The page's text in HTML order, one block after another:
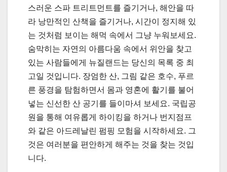
스러운 스파 트리트먼트를 즐기거나, 해안을 따
라 낭만적인 산책을 즐기거나, 시간이 정지해 있
는 것처럼 보이는 해먹 속에서 그냥 누워보세요.
숨막히는 자연의 아름다움 속에서 위안을 찾고
있는 사람들에게 뉴질랜드는 당신의 목록 중 최
고일 것입니다. 장엄한 산, 그림 같은 호수, 푸르
른 풍경을 탐험하면서 몸과 영혼에 활기를 불어
넣는 신선한 산 공기를 들이마셔 보세요. 국립공
원을 통해 여유롭게 하이킹을 하거나 번지점프
와 같은 아드레날린 펌핑 모험을 시작하세요. 그
것은 여러분을 편안하게 해주는 것을 찾는 것입
니다.